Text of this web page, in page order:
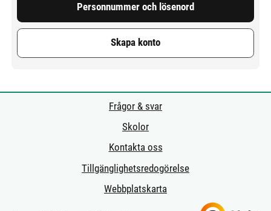
Personnummer och lösenord
Skapa konto
Frågor & svar
Skolor
Kontakta oss
Tillgänglighetsredogörelse
Webbplatskarta